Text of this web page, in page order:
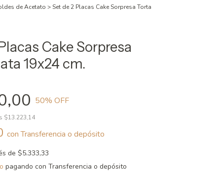
de Acetato > Set de 2 Placas Cake Sorpresa Torta
Cake Sorpresa
19x24 cm.
50% OFF
$13.223,14
con Transferencia o depósito
de $5.333,33
pagando con Transferencia o depósito